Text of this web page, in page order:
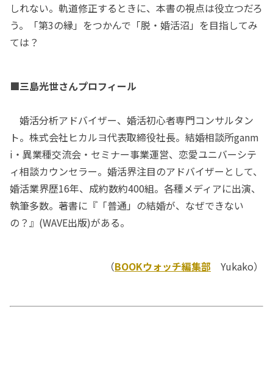
しれない。軌道修正するときに、本書の視点は役立つだろ
う。「第3の縁」をつかんで「脱・婚活沼」を目指してみ
ては？
■三島光世さんプロフィール
婚活分析アドバイザー、婚活初心者専門コンサルタン
ト。株式会社ヒカルヨ代表取締役社長。結婚相談所ganm
i・異業種交流会・セミナー事業運営、恋愛ユニバーシテ
ィ相談カウンセラー。婚活界注目のアドバイザーとして、
婚活業界歴16年、成約数約400組。各種メディアに出演、
執筆多数。著書に『「普通」の結婚が、なぜできない
の？』(WAVE出版)がある。
（BOOKウォッチ編集部 Yukako）